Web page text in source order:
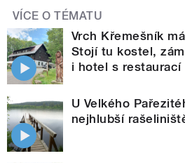
VÍCE O TÉMATU
Vrch Křemešník
Stojí tu kostel,
i hotel s restaurací
U Velkého
nejhlubší